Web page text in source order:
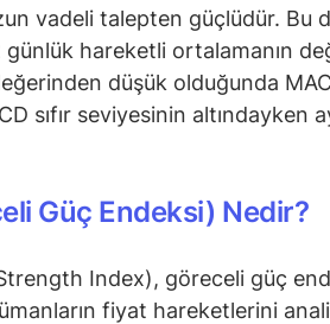
vadeli talepten güçlüdür. Bu
günlük hareketli ortalamanın
düşük olduğunda
sıfır seviyesinin altındayken
Güç Endeksi) Nedir?
Index), göreceli güç
fiyat hareketlerini